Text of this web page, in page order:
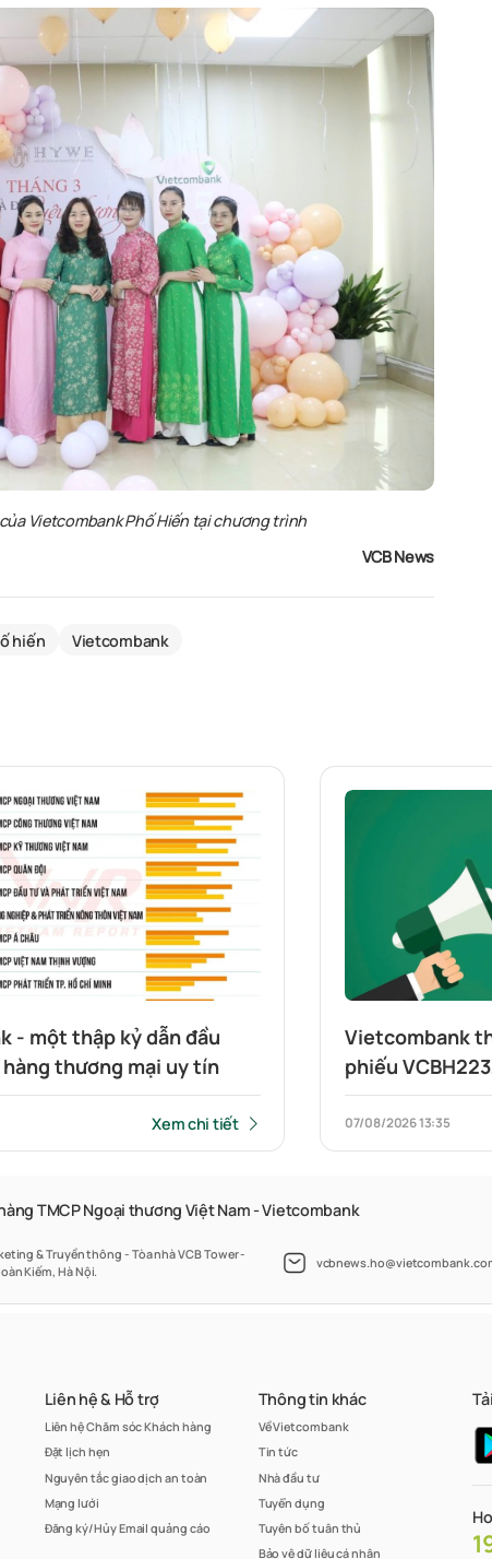
của VietcombankPhốHiến tạichương trình
VCB News
hiến Vietcombank
- một thập kỷ dẫn đầu
hàng thương mại uy tín
Xem chi tiết
Vietcombank
phiếu
07/08/202613:35
TMCP Ngoại thương Việt Nam - Vietcombank
& Truyền thông - Tòa nhà VCB Tower -
Kiếm, Hà Nội.
Liên hệ & Hỗ trợ
Liên hệ Chăm sóc Khách hàng
Đặt lịch hẹn
Nguyên tắc giao dịch an toàn
Mạng lưới
Đăng ký/Hủy Email quảng cáo
Thông tin khác
Về Vietcombank
Tin tức
Nhà đầu tư
Tuyển dụng
Tuyên bố tuân thủ
Bảo vệ dữ liệu cá nhân